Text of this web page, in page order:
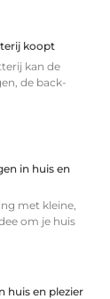
koopt
kan de
de back-
in huis en
met kleine,
om je huis
huis en plezier